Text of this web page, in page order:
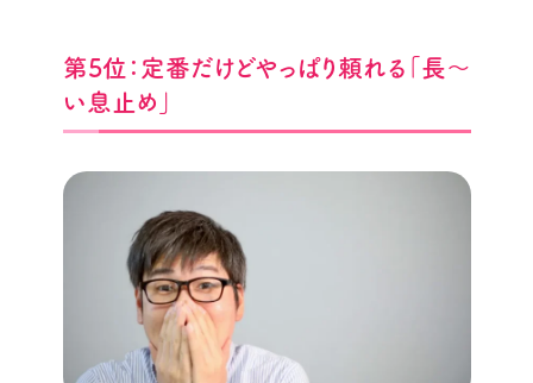
第5位：定番だけどやっぱり頼れる「長〜
い息止め」